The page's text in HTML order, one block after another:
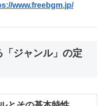
www.freebgm.jp/
ジャンル」の定